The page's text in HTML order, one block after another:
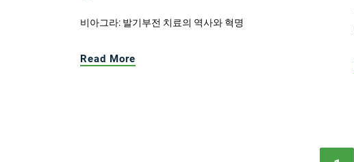
비아그라: 발기부전 치료의 역사와 혁명
Read More